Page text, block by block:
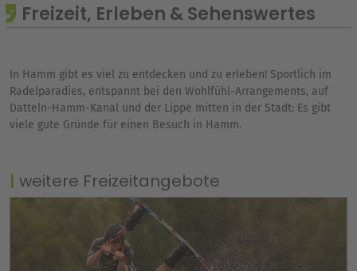
Freizeit, Erleben & Sehenswertes
In Hamm gibt es viel zu entdecken und zu erleben! Sportlich im
Radelparadies, entspannt bei den Wohlfühl-Arrangements, auf
Datteln-Hamm-Kanal und der Lippe mitten in der Stadt: Es gibt
viele gute Gründe für einen Besuch in Hamm.
weitere Freizeitangebote